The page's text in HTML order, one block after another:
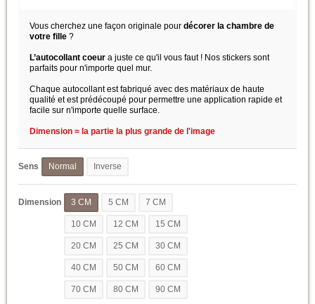
Vous cherchez une façon originale pour décorer la chambre de
votre fille ?
L’autocollant coeur a juste ce qu'il vous faut ! Nos stickers sont
parfaits pour n'importe quel mur.
Chaque autocollant est fabriqué avec des matériaux de haute
qualité et est prédécoupé pour permettre une application rapide et
facile sur n'importe quelle surface.
Dimension = la partie la plus grande de l'image
Sens Normal Inverse
Dimension 3 CM 5 CM 7 CM
10 CM 12 CM 15 CM
20 CM 25 CM 30 CM
40 CM 50 CM 60 CM
70 CM 80 CM 90 CM